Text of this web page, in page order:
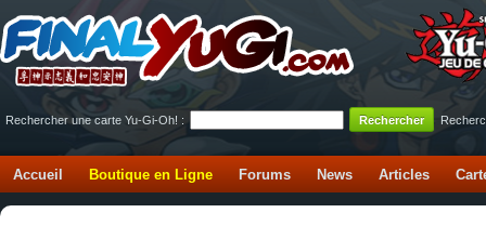
Rechercher une carte Yu-Gi-Oh! :
Accueil Boutique en Ligne Forums News Articles